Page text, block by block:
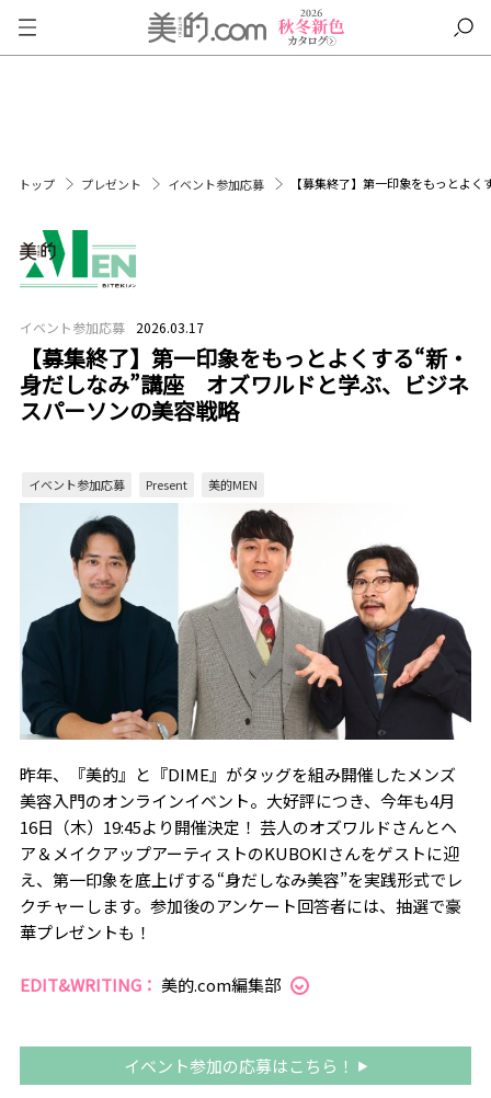
トップ プレゼント イベント参加応募 【募集終了】第一印象をもっとよ
イベント参加応募 2026.03.17
【募集終了】第一印象をもっとよくする“新・
身だしなみ”講座 オズワルドと学ぶ、ビジネ
スパーソンの美容戦略
イベント参加応募 Present 美的MEN
昨年、『美的』と『DIME』がタッグを組み開催したメンズ
美容入門のオンラインイベント。大好評につき、今年も4月
16日（木）19:45より開催決定！ 芸人のオズワルドさんとヘ
ア＆メイクアップアーティストのKUBOKIさんをゲストに迎
え、第一印象を底上げする“身だしなみ美容”を実践形式でレ
クチャーします。参加後のアンケート回答者には、抽選で豪
華プレゼントも！
EDIT&WRITING： 美的.com編集部
イベント参加の応募はこちら！